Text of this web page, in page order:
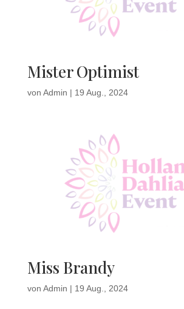
Mister Optimist
von Admin | 19 Aug., 2024
Miss Brandy
von Admin | 19 Aug., 2024